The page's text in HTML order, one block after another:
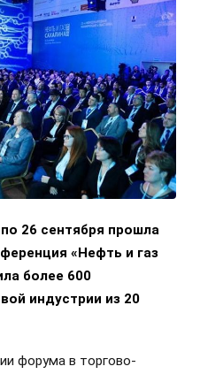
26 сентября прошла
«Нефть и газ
более 600
индустрии из 20
форума в торгово-